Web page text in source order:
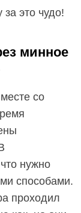
это чудо!
минное
со
нужно
способами.
проходил